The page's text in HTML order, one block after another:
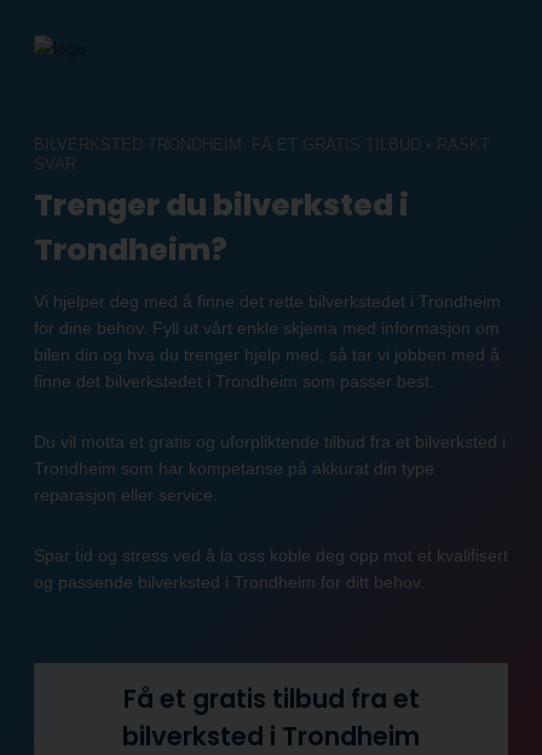
BILVERKSTED TRONDHEIM: FÅ ET GRATIS TILBUD • RASKT
SVAR
Trenger du bilverksted i
Trondheim?
Vi hjelper deg med å finne det rette bilverkstedet i Trondheim
for dine behov. Fyll ut vårt enkle skjema med informasjon om
bilen din og hva du trenger hjelp med, så tar vi jobben med å
finne det bilverkstedet i Trondheim som passer best.
Du vil motta et gratis og uforpliktende tilbud fra et bilverksted i
Trondheim som har kompetanse på akkurat din type
reparasjon eller service.
Spar tid og stress ved å la oss koble deg opp mot et kvalifisert
og passende bilverksted i Trondheim for ditt behov.
Få et gratis tilbud fra et
bilverksted i Trondheim